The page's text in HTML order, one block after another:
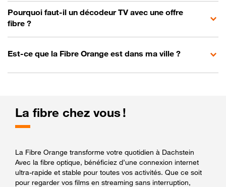
Pourquoi faut-il un décodeur TV avec une offre
fibre ?
Est-ce que la Fibre Orange est dans ma ville ?
La fibre chez vous !
La Fibre Orange transforme votre quotidien à Dachstein
Avec la fibre optique, bénéficiez d’une connexion internet
ultra-rapide et stable pour toutes vos activités. Que ce soit
pour regarder vos films en streaming sans interruption,